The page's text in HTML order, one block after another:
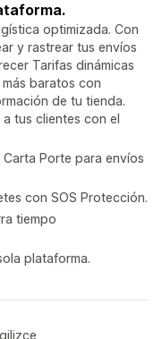
optimizada. Con
y rastrear tus envíos
Tarifas dinámicas
baratos con
de tu tienda.
tus clientes con el
Porte para envíos
con SOS Protección.
tiempo
plataforma.